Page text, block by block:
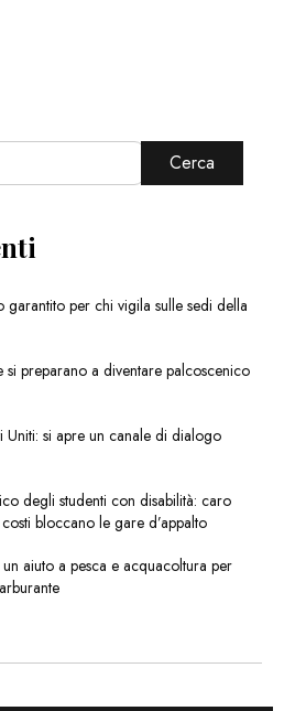
Cerca
garantito per chi vigila sulle sedi della
preparano a diventare palcoscenico
Uniti: si apre un canale di dialogo
degli studenti con disabilità: caro
bloccano le gare d’appalto
aiuto a pesca e acquacoltura per